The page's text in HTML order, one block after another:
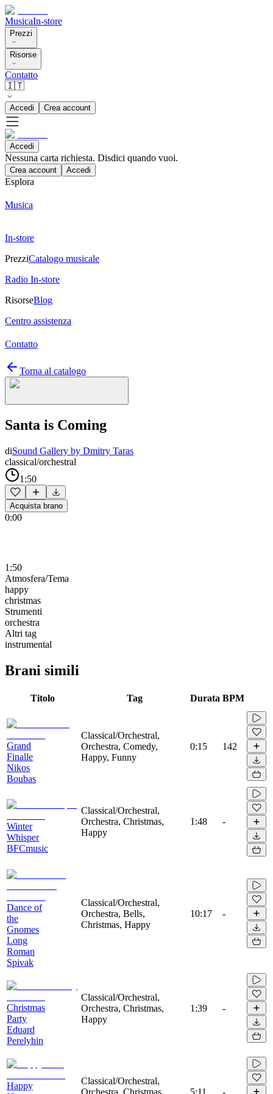
MusicaIn-store
Prezzi
Risorse
Contatto
🇮🇹
Accedi Crea account
Accedi
Nessuna carta richiesta. Disdici quando vuoi.
Crea account Accedi
Esplora
Musica
In-store
PrezziCatalogo musicale
Radio In-store
RisorseBlog
Centro assistenza
Contatto
Torna al catalogo
Santa is Coming
diSound Gallery by Dmitry Taras
classical/orchestral
1:50
Acquista brano
0:00
1:50
Atmosfera/Tema
happy
christmas
Strumenti
orchestra
Altri tag
instrumental
Brani simili
Titolo Tag Durata BPM
Grand
Finalle
Nikos
Boubas
Classical/Orchestral,
Orchestra, Comedy,
Happy, Funny
0:15 142
Winter
Whisper
BFCmusic
Classical/Orchestral,
Orchestra, Christmas,
Happy
1:48 -
Dance of
the
Gnomes
Long
Roman
Spivak
Classical/Orchestral,
Orchestra, Bells,
Christmas, Happy
10:17 -
Christmas
Party
Eduard
Perelyhin
Classical/Orchestral,
Orchestra, Christmas,
Happy
1:39 -
Happy
Classical/Orchestral,
Orchestra, Christmas,
5:11 -